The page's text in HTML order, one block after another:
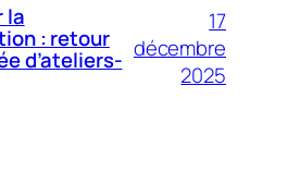
la
: retour
d’ateliers-
17
décembre
2025